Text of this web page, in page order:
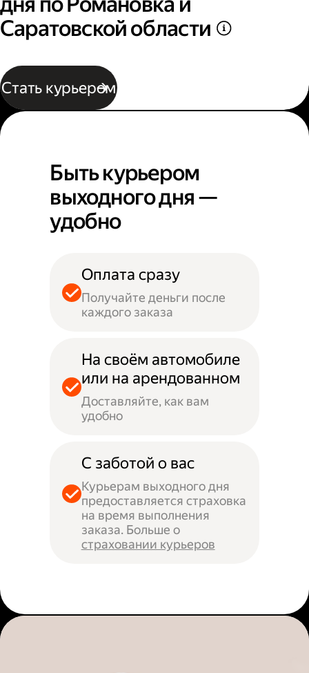
Саратовской области
Стать курьером
Быть курьером
выходного дня —
удобно
Оплата сразу
Получайте деньги после
каждого заказа
На своём автомобиле
или на арендованном
Доставляйте, как вам
удобно
С заботой о вас
Курьерам выходного дня
предоставляется страховка
на время выполнения
заказа. Больше о
страховании курьеров